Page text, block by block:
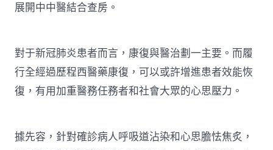
展開中中醫結合查房。
對于新冠肺炎患者而言，康復與醫治劃一主要。而履
行全經過歷程西醫藥康復，可以或許增進患者效能恢
復，有用加重醫務任務者和社會大眾的心思壓力。
據先容，針對確診病人呼吸道沾染和心思膽怯焦炙，